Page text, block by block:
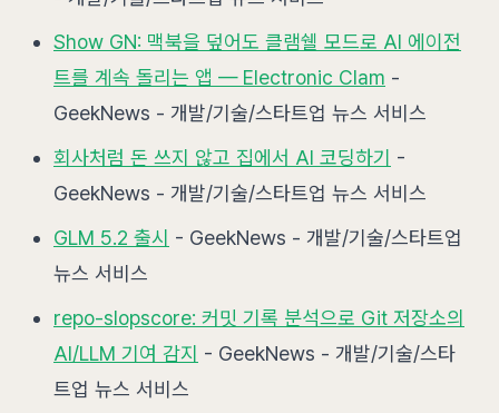
Show GN: 맥북을 덮어도 클램쉘 모드로 AI 에이전
트를 계속 돌리는 앱 — Electronic Clam -
GeekNews - 개발/기술/스타트업 뉴스 서비스
회사처럼 돈 쓰지 않고 집에서 AI 코딩하기
-
GeekNews - 개발/기술/스타트업 뉴스 서비스
GLM 5.2 출시 - GeekNews - 개발/기술/스타트업
뉴스 서비스
repo-slopscore: 커밋 기록 분석으로 Git 저장소의
AI/LLM 기여 감지 - GeekNews - 개발/기술/스타
트업 뉴스 서비스